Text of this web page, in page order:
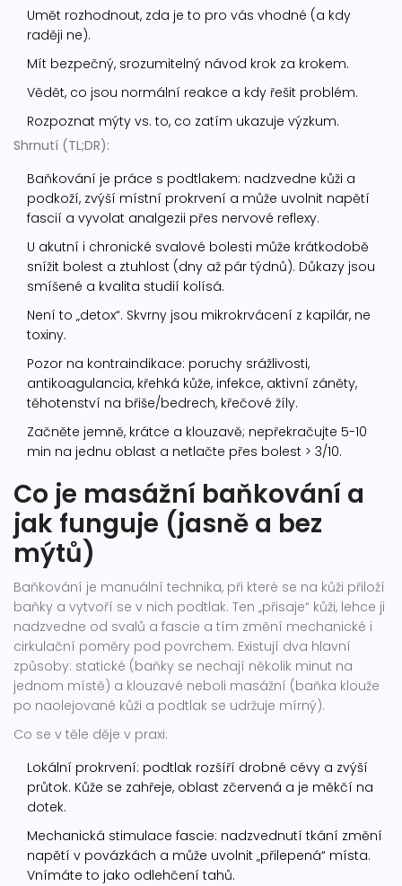
Umět rozhodnout, zda je to pro vás vhodné (a kdy
raději ne).
Mít bezpečný, srozumitelný návod krok za krokem.
Vědět, co jsou normální reakce a kdy řešit problém.
Rozpoznat mýty vs. to, co zatím ukazuje výzkum.
Shrnutí (TL;DR):
Baňkování je práce s podtlakem: nadzvedne kůži a
podkoží, zvýší místní prokrvení a může uvolnit napětí
fascií a vyvolat analgezii přes nervové reflexy.
U akutní i chronické svalové bolesti může krátkodobě
snížit bolest a ztuhlost (dny až pár týdnů). Důkazy jsou
smíšené a kvalita studií kolísá.
Není to „detox“. Skvrny jsou mikrokrvácení z kapilár, ne
toxiny.
Pozor na kontraindikace: poruchy srážlivosti,
antikoagulancia, křehká kůže, infekce, aktivní záněty,
těhotenství na břiše/bedrech, křečové žíly.
Začněte jemně, krátce a klouzavě; nepřekračujte 5-10
min na jednu oblast a netlačte přes bolest > 3/10.
Co je masážní baňkování a
jak funguje (jasně a bez
mýtů)
Baňkování je manuální technika, při které se na kůži přiloží
baňky a vytvoří se v nich podtlak. Ten „přisaje“ kůži, lehce ji
nadzvedne od svalů a fascie a tím změní mechanické i
cirkulační poměry pod povrchem. Existují dva hlavní
způsoby: statické (baňky se nechají několik minut na
jednom místě) a klouzavé neboli masážní (baňka klouže
po naolejované kůži a podtlak se udržuje mírný).
Co se v těle děje v praxi:
Lokální prokrvení: podtlak rozšíří drobné cévy a zvýší
průtok. Kůže se zahřeje, oblast zčervená a je měkčí na
dotek.
Mechanická stimulace fascie: nadzvednutí tkání změní
napětí v povázkách a může uvolnit „přilepená“ místa.
Vnímáte to jako odlehčení tahů.